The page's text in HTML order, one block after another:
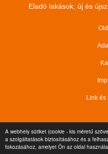
A webhely sütiket (cookie - kis méretű
a szolgáltatások biztosításához és a
fokozásához, amelyet Ön az oldal
Eladó lakások, új és
Link és
Copyright © 2021.Vár-Köz